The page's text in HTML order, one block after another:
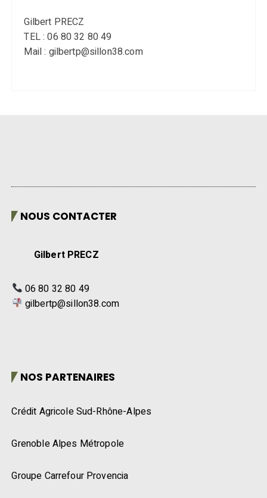
Gilbert PRECZ
TEL : 06 80 32 80 49
Mail : gilbertp@sillon38.com
NOUS CONTACTER
Gilbert PRECZ
06 80 32 80 49
gilbertp@sillon38.com
NOS PARTENAIRES
Crédit Agricole Sud-Rhône-Alpes
Grenoble Alpes Métropole
Groupe Carrefour Provencia